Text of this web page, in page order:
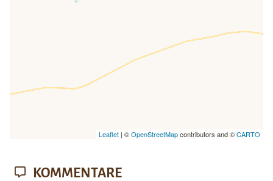
Leaflet| ©OpenStreetMapcontributors and ©CARTO
KOMMENTARE